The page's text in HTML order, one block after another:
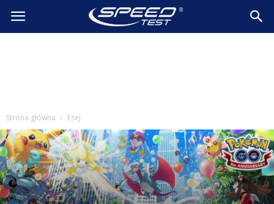
SpeedTest.pl
Strona główna Esej